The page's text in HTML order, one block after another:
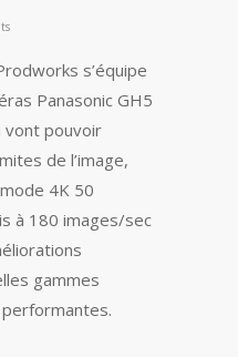
s’équipe
Panasonic GH5
vont pouvoir
de l’image,
4K 50
à 180 images/sec
gammes